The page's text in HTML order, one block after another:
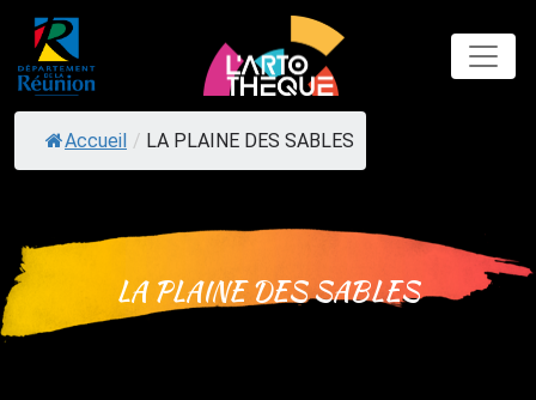
Skip
content
Accueil / LA PLAINE DES SABLES
LA PLAINE DES SABLES